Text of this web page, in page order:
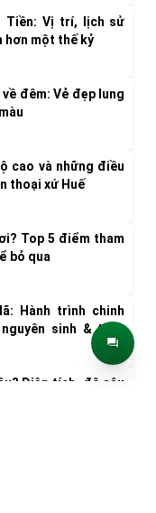
Tiền: Vị trí, lịch sử
hơn một thế kỷ
đêm: Vẻ đẹp lung
cao và những điều
thoại xứ Huế
Top 5 điểm tham
bỏ qua
Hành trình chinh
sinh & thác
Diện tích, độ sâu